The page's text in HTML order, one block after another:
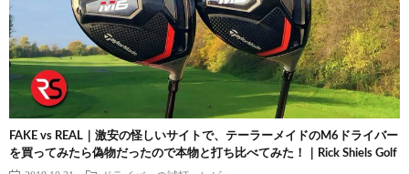
FAKE vs REAL｜激安の怪しいサイトで、テーラーメイドのM6ドライバー
を買ってみたら偽物だったので本物と打ち比べてみた！｜Rick Shiels Golf